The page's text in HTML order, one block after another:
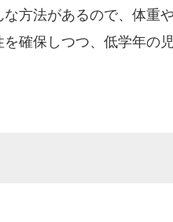
な方法があるので、体重
確保しつつ、低学年の